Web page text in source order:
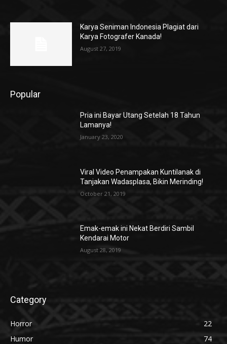
Karya Seniman Indonesia Plagiat dari
Karya Fotografer Kanada!
August 27, 2019
Popular
Pria ini Bayar Utang Setelah 18 Tahun
Lamanya!
January 23, 2020
Viral Video Penampakan Kuntilanak di
Tanjakan Wadasplasa, Bikin Merinding!
October 21, 2019
Emak-emak ini Nekat Berdiri Sambil
Kendarai Motor
August 28, 2019
Category
Horror
22
Humor
74